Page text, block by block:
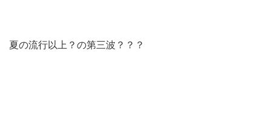
夏の流行以上？の第三波？？？